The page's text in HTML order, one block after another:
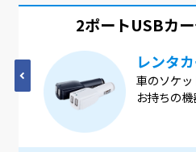
2ポートUSBカ
レンタ
車のソケ
お持ちの